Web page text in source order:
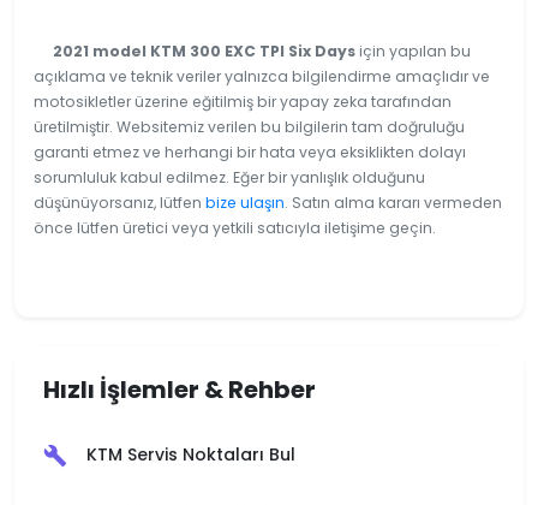
2021 model KTM 300 EXC TPI Six Days için yapılan bu
açıklama ve teknik veriler yalnızca bilgilendirme amaçlıdır ve
motosikletler üzerine eğitilmiş bir yapay zeka tarafından
üretilmiştir. Websitemiz verilen bu bilgilerin tam doğruluğu
garanti etmez ve herhangi bir hata veya eksiklikten dolayı
sorumluluk kabul edilmez. Eğer bir yanlışlık olduğunu
düşünüyorsanız, lütfen bize ulaşın. Satın alma kararı vermeden
önce lütfen üretici veya yetkili satıcıyla iletişime geçin.
Hızlı İşlemler & Rehber
build KTM Servis Noktaları Bul